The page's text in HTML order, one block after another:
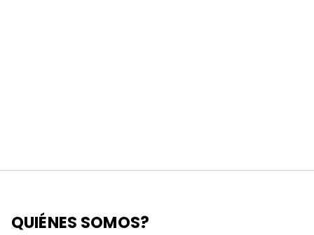
QUIÉNES SOMOS?